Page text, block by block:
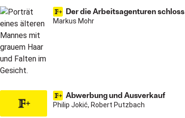
Der die Arbeitsagenturen schloss
Markus Mohr
Abwerbung und Ausverkauf
Philip Jokić, Robert Putzbach